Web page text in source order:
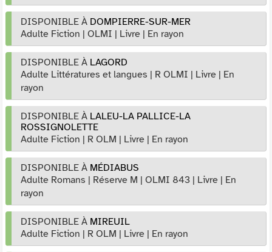
DISPONIBLE À DOMPIERRE-SUR-MER
Adulte Fiction | OLMI | Livre | En rayon
DISPONIBLE À LAGORD
Adulte Littératures et langues | R OLMI | Livre | En
rayon
DISPONIBLE À LALEU-LA PALLICE-LA
ROSSIGNOLETTE
Adulte Fiction | R OLM | Livre | En rayon
DISPONIBLE À MÉDIABUS
Adulte Romans | Réserve M | OLMI 843 | Livre | En
rayon
DISPONIBLE À MIREUIL
Adulte Fiction | R OLM | Livre | En rayon